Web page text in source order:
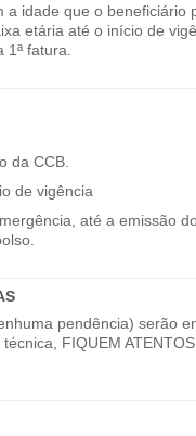
a idade que o beneficiário
etária até o início de
fatura.
da CCB.
de vigência
até a emissão
pendência) serão
FIQUEM